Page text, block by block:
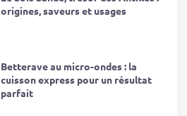
origines, saveurs et usages
Betterave au micro-ondes : la
cuisson express pour un résultat
parfait